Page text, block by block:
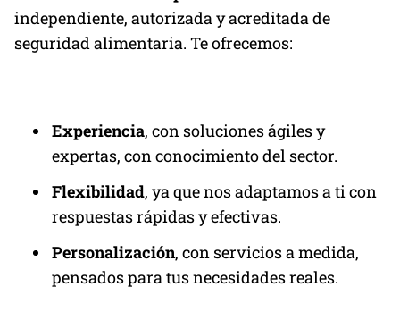
independiente, autorizada y acreditada de
seguridad alimentaria. Te ofrecemos:
Experiencia, con soluciones ágiles y
expertas, con conocimiento del sector.
Flexibilidad, ya que nos adaptamos a ti con
respuestas rápidas y efectivas.
Personalización, con servicios a medida,
pensados para tus necesidades reales.